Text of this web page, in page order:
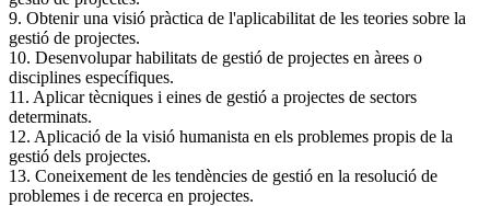
9. Obtenir una visió pràctica de l'aplicabilitat de les teories sobre la
gestió de projectes.
10. Desenvolupar habilitats de gestió de projectes en àrees o
disciplines específiques.
11. Aplicar tècniques i eines de gestió a projectes de sectors
determinats.
12. Aplicació de la visió humanista en els problemes propis de la
gestió dels projectes.
13. Coneixement de les tendències de gestió en la resolució de
problemes i de recerca en projectes.